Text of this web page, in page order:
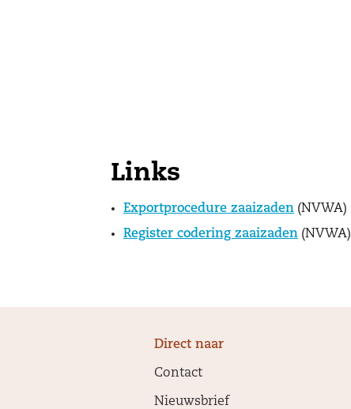
Links
Exportprocedure zaaizaden (NVWA)
Register codering zaaizaden (NVWA)
Direct naar
Contact
Nieuwsbrief